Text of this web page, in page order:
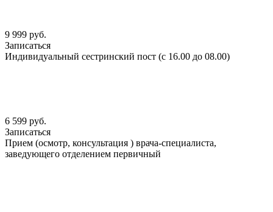
9 999 руб.
Записаться
Индивидуальный сестринский пост (с 16.00 до 08.00)
6 599 руб.
Записаться
Прием (осмотр, консультация ) врача-специалиста,
заведующего отделением первичный